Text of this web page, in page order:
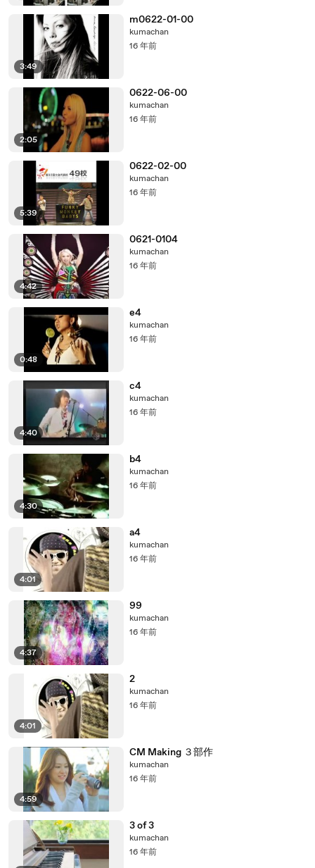
3:49
m0622-01-00
kumachan
16 年前
2:05
0622-06-00
kumachan
16 年前
5:39
0622-02-00
kumachan
16 年前
4:42
0621-0104
kumachan
16 年前
0:48
e4
kumachan
16 年前
4:40
c4
kumachan
16 年前
4:30
b4
kumachan
16 年前
4:01
a4
kumachan
16 年前
4:37
99
kumachan
16 年前
4:01
2
kumachan
16 年前
4:59
CM Making ３部作
kumachan
16 年前
3 of 3
kumachan
16 年前